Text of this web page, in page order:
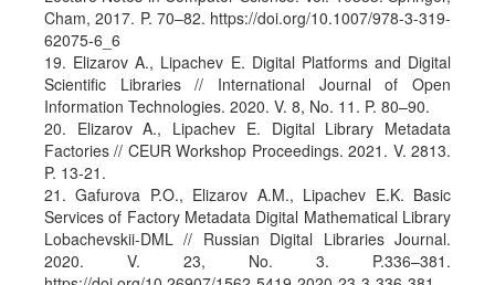
Cham, 2017. P. 70–82. https://doi.org/10.1007/978-3-319-
62075-6_6
19. Elizarov A., Lipachev E. Digital Platforms and Digital
Scientific Libraries // International Journal of Open
Information Technologies. 2020. V. 8, No. 11. P. 80–90.
20. Elizarov A., Lipachev E. Digital Library Metadata
Factories // CEUR Workshop Proceedings. 2021. V. 2813.
P. 13-21.
21. Gafurova P.O., Elizarov A.M., Lipachev E.K. Basic
Services of Factory Metadata Digital Mathematical Library
Lobachevskii-DML // Russian Digital Libraries Journal.
2020. V. 23, No. 3. P.336–381.